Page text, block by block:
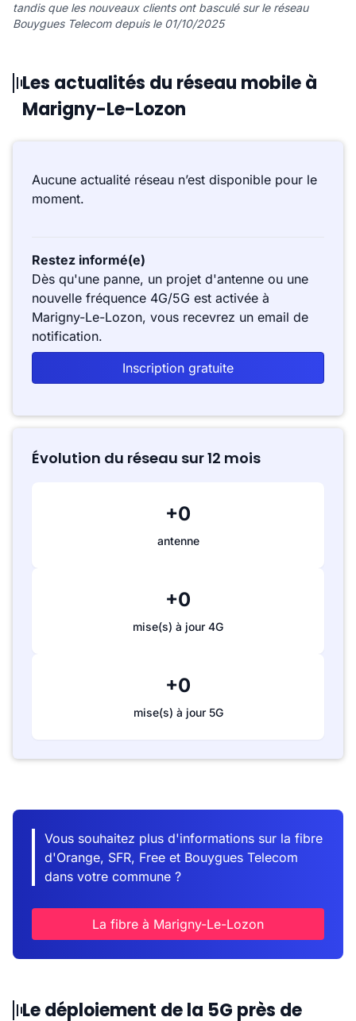
tandis que les nouveaux clients ont basculé sur le réseau
Bouygues Telecom depuis le 01/10/2025
Les actualités du réseau mobile à
Marigny-Le-Lozon
Aucune actualité réseau n’est disponible pour le
moment.
Restez informé(e)
Dès qu'une panne, un projet d'antenne ou une
nouvelle fréquence 4G/5G est activée à
Marigny-Le-Lozon, vous recevrez un email de
notification.
Inscription gratuite
Évolution du réseau sur 12 mois
+0
antenne
+0
mise(s) à jour 4G
+0
mise(s) à jour 5G
Vous souhaitez plus d'informations sur la fibre
d'Orange, SFR, Free et Bouygues Telecom
dans votre commune ?
La fibre à Marigny-Le-Lozon
Le déploiement de la 5G près de